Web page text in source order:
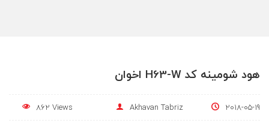
هود شومینه کد H63-W اخوان
2018-05-19
Akhavan Tabriz
862 Views